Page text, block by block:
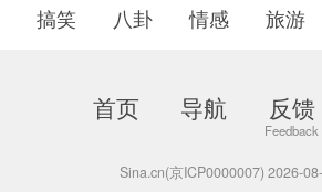
搞笑
八卦 情感 旅游
首页 导航 反馈
Sina.cn(京ICP0000007) 2026-